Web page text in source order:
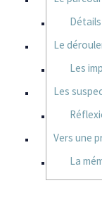
Le
Les
Les
Vers une
La